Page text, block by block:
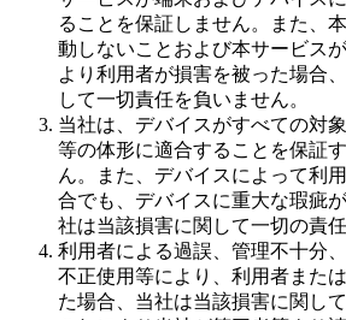
ることを保証しません。また、
動しないことおよび本サービス
より利用者が損害を被った場合
して一切責任を負いません。
当社は、デバイスがすべての対
等の体形に適合することを保証
ん。また、デバイスによって利
合でも、デバイスに重大な瑕疵
社は当該損害に関して一切の責
利用者による過誤、管理不十分
不正使用等により、利用者また
た場合、当社は当該損害に関し